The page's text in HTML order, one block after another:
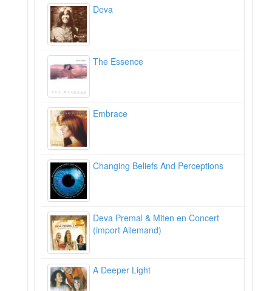
Deva
The Essence
Embrace
Changing Beliefs And Perceptions
Deva Premal & Miten en Concert
(import Allemand)
A Deeper Light